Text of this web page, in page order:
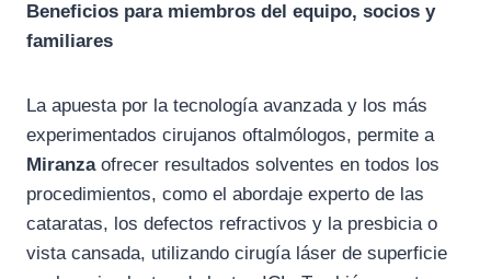
Beneficios para miembros del equipo, socios y
familiares
La apuesta por la tecnología avanzada y los más
experimentados cirujanos oftalmólogos, permite a
Miranza ofrecer resultados solventes en todos los
procedimientos, como el abordaje experto de las
cataratas, los defectos refractivos y la presbicia o
vista cansada, utilizando cirugía láser de superficie